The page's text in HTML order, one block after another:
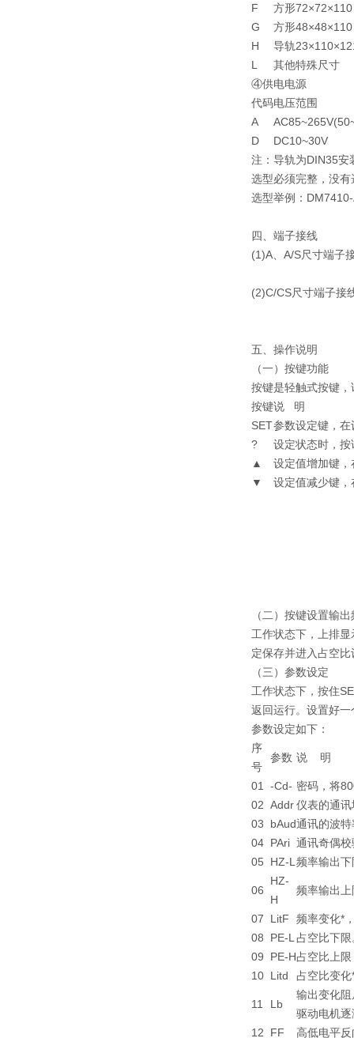
F
G
H
L
方形72×72×110
方形48×48×110
导轨
其他特殊尺寸
④供电电源
代码电压范围
A
D
DC10~30V
注：导轨为DIN35安
选型必须完整，没
选型举例：
四、端子接线
(1)A、A/S尺寸端子
(2)C/CS尺寸端子接
五、操作说明
（一）按键功能
按键是轻触式按键
按键说 明
SET参数设定键，
?
设定状态时，
▲
设定值增加键
▼
设定值减少键
（二）按键设置输
工作状态下，上排
定保存并进入占空
（三）参数设定
工作状态下，按住
返回运行。设置好
参数设定如下：
序
号
参数 说 明
01 -Cd- 密码，将
02 Addr仪表的通
03
bAud通讯的波
04 PAri 通讯奇偶
05
HZ-L 频率输出下
06
HZ-
H
频率输出
07 LitF
频率变化*
08
PE-L 占空比下限
09
PE-H占空比上
10 Litd 占空比变
11 Lb
输出变化
驱动电机
12
FF 高低电平